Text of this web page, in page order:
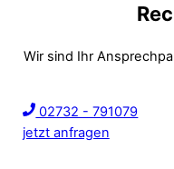
Wir sind Ihr
02732 - 791079
jetzt anfragen